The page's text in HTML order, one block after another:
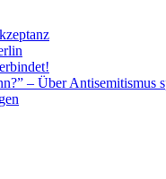
– Über Antisemitismus